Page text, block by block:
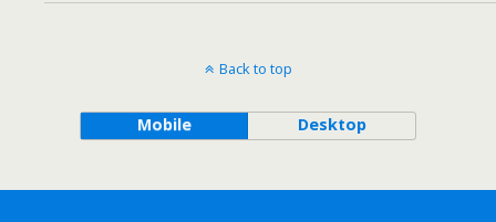
Back to top
Mobile Desktop